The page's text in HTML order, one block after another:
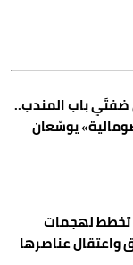
ضفتَي باب المندب..
يوسّعان
تخطط لهجمات
واعتقال عناصرها